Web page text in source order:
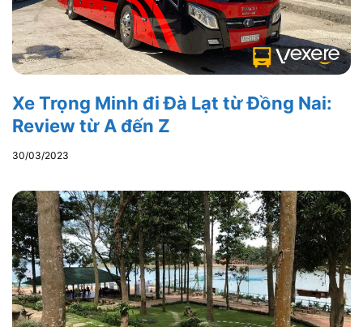
Xe Trọng Minh đi Đà Lạt từ Đồng Nai:
Review từ A đến Z
30/03/2023